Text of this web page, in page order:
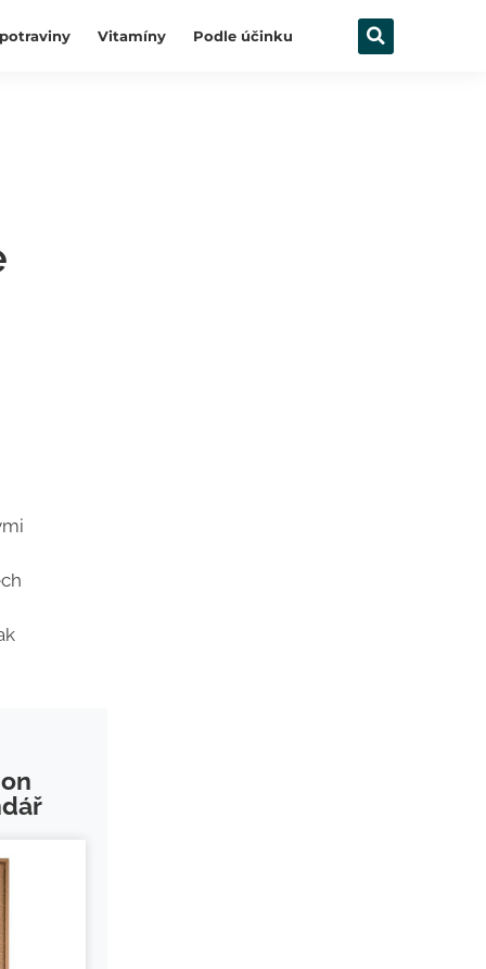
Vitamíny Podle účinku